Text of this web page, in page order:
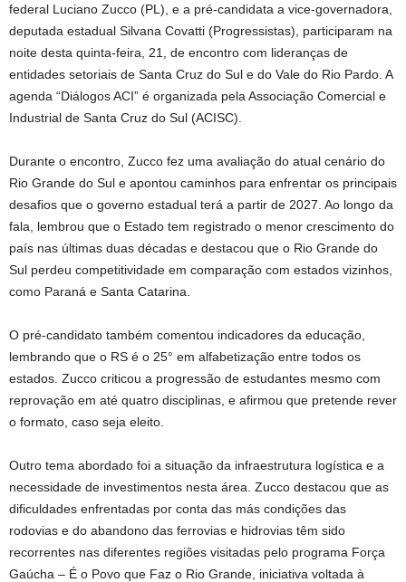
federal Luciano Zucco (PL), e a pré-candidata a vice-governadora,
deputada estadual Silvana Covatti (Progressistas), participaram na
noite desta quinta-feira, 21, de encontro com lideranças de
entidades setoriais de Santa Cruz do Sul e do Vale do Rio Pardo. A
agenda “Diálogos ACI” é organizada pela Associação Comercial e
Industrial de Santa Cruz do Sul (ACISC).
Durante o encontro, Zucco fez uma avaliação do atual cenário do
Rio Grande do Sul e apontou caminhos para enfrentar os principais
desafios que o governo estadual terá a partir de 2027. Ao longo da
fala, lembrou que o Estado tem registrado o menor crescimento do
país nas últimas duas décadas e destacou que o Rio Grande do
Sul perdeu competitividade em comparação com estados vizinhos,
como Paraná e Santa Catarina.
O pré-candidato também comentou indicadores da educação,
lembrando que o RS é o 25° em alfabetização entre todos os
estados. Zucco criticou a progressão de estudantes mesmo com
reprovação em até quatro disciplinas, e afirmou que pretende rever
o formato, caso seja eleito.
Outro tema abordado foi a situação da infraestrutura logística e a
necessidade de investimentos nesta área. Zucco destacou que as
dificuldades enfrentadas por conta das más condições das
rodovias e do abandono das ferrovias e hidrovias têm sido
recorrentes nas diferentes regiões visitadas pelo programa Força
Gaúcha – É o Povo que Faz o Rio Grande, iniciativa voltada à